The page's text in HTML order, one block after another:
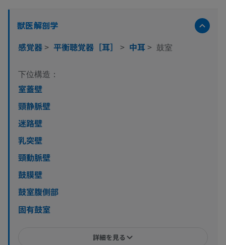
獣医解剖学
感覚器> 平衡聴覚器［耳］ > 中耳> 鼓室
下位構造：
室蓋壁
頸静脈壁
迷路壁
乳突壁
頸動脈壁
鼓膜壁
鼓室腹側部
固有鼓室
詳細を見る